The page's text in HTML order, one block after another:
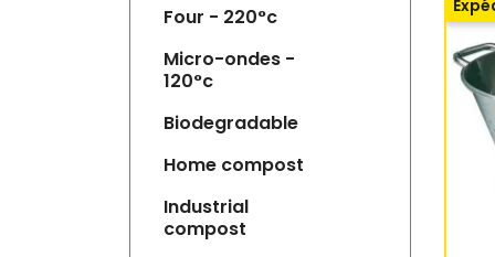
four - 220°c
micro-ondes -
120°c
biodegradable
home compost
industrial
compost